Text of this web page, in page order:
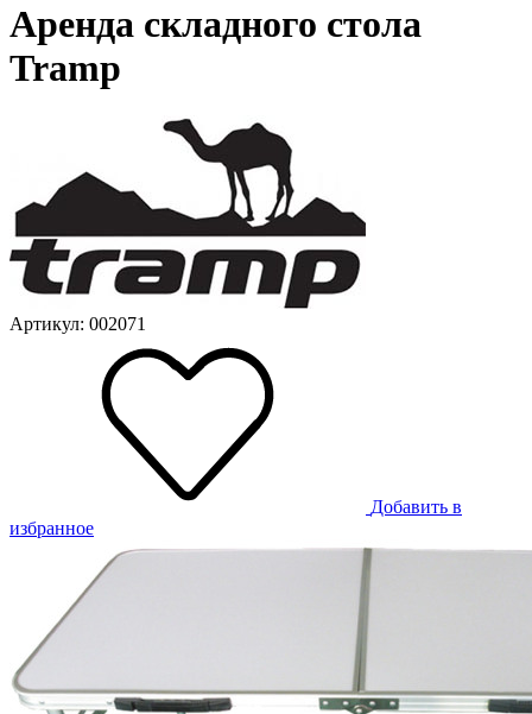
Аренда складного стола
Tramp
Артикул: 002071
Добавить в
избранное